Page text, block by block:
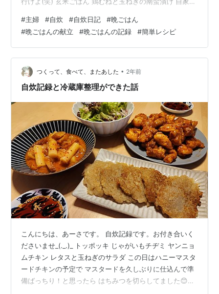
酢はこのレシピと同じです。 鯵の南蛮漬け by あーさ✦
【クックパッド】 簡単おいしいみんなのレシピが394万
品 (cookpad.com) お出汁でまろやかなので、酸味が苦手
でも食べやすいかも。 買い物に行くのが面倒だったので
それっぽい材料で コブサラダみたいなのをこっ…
#主婦 #自炊 #自炊日記 #晩ごはん
#晩ごはんの献立 #晩ごはんの記録 #簡単レシピ
つくって、食べて、またあした • 2年前
自炊記録と冷蔵庫整理ができた話
こんにちは、あーさです。 自炊記録です。お付き合いく
ださいませ_(._.)_ トッポッキ じゃがいもチヂミ ヤンニョ
ムチキン レタスと玉ねぎのサラダ この日はハニーマスタ
ードチキンの予定で マスタードを久しぶりに仕込んで準
備ばっちり！と思ったら はちみつを切らしてました😊